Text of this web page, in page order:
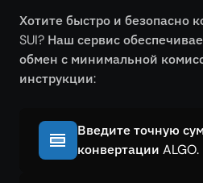
Хотите быстро и безопасно
SUI? Наш сервис
обмен с минимальной
инструкции:
Введите точную
конвертации ALGO.